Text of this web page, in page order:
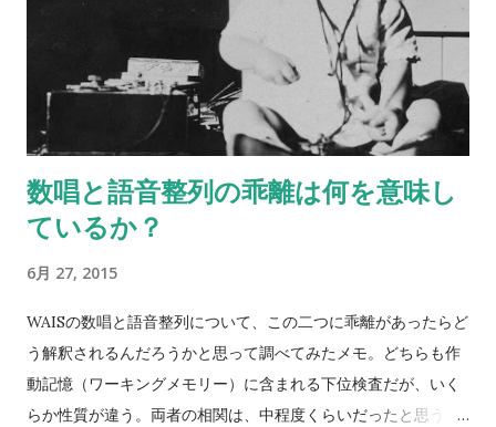
数唱と語音整列の乖離は何を意味し
ているか？
6月 27, 2015
WAISの数唱と語音整列について、この二つに乖離があったらど
う解釈されるんだろうかと思って調べてみたメモ。どちらも作
動記憶（ワーキングメモリー）に含まれる下位検査だが、いく
らか性質が違う。両者の相関は、中程度くらいだったと思う。